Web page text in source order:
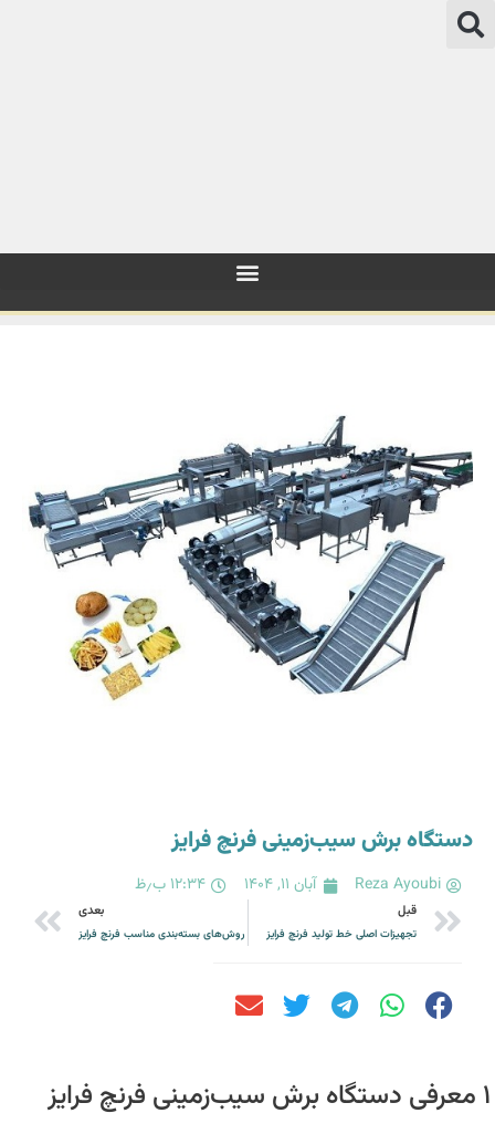
دستگاه برش سیب‌زمینی فرنچ فرایز
Reza Ayoubi آبان ۱۱, ۱۴۰۴ ۱۲:۳۴ ب٫ظ
قبل
تجهیزات اصلی خط تولید فرنچ فرایز
بعدی
روش‌های بسته‌بندی مناسب فرنچ فرایز
۱ معرفی دستگاه برش سیب‌زمینی فرنچ فرایز